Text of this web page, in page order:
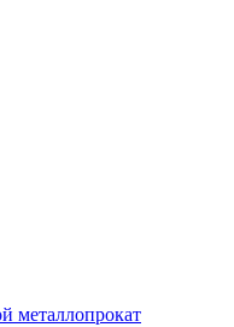
металлопрокат